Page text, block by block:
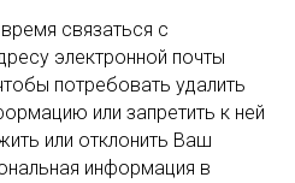
связаться с
электронной почты
потребовать удалить
или запретить к ней
или отклонить Ваш
информация в